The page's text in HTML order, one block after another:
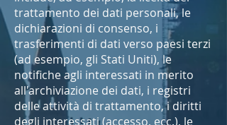
trattamento dei dati personali, le
dichiarazioni di consenso, i
trasferimenti di dati verso paesi terzi
(ad esempio, gli Stati Uniti), le
notifiche agli interessati in merito
all'archiviazione dei dati, i registri
delle attività di trattamento, i diritti
degli interessati (accesso, ecc.), le